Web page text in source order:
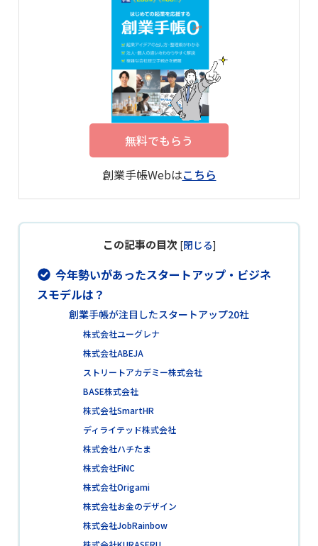
無料でもらう
創業手帳Webはこちら
この記事の目次 [閉じる]
今年勢いがあったスタートアップ・ビジネ
スモデルは？
創業手帳が注目したスタートアップ20社
株式会社ユーグレナ
株式会社ABEJA
ストリートアカデミー株式会社
BASE株式会社
株式会社SmartHR
ディライテッド株式会社
株式会社ハチたま
株式会社FiNC
株式会社Origami
株式会社お金のデザイン
株式会社JobRainbow